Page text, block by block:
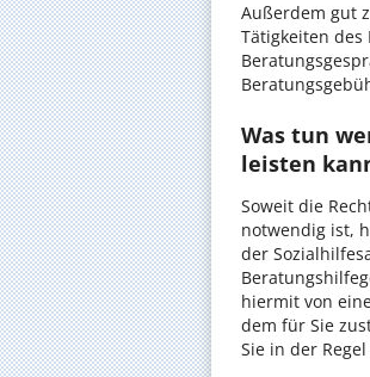
Außerdem gut
Tätigkeiten des
Was tun
leisten
Soweit die
notwendig ist,
der
hiermit von
dem für Sie
Sie in der